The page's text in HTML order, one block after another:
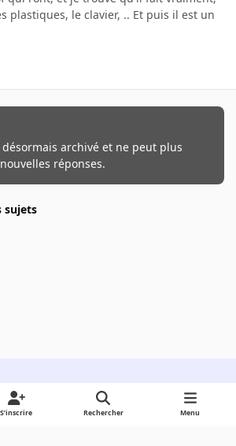
plastiques, le clavier, .. Et puis il est un
désormais archivé et ne peut plus
réponses.
sujets
S’inscrire Rechercher Menu